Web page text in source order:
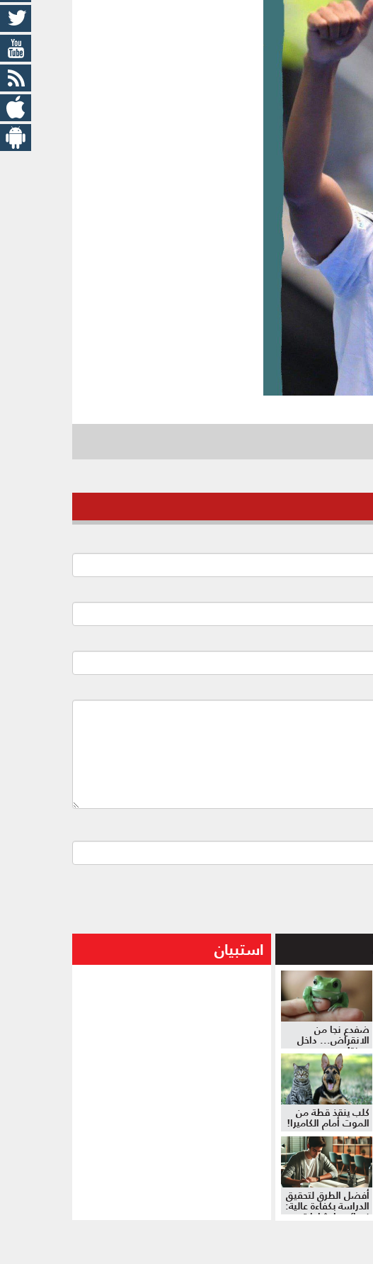
ضفدع نجا من
الانقراض... داخل
موزة!
كلب ينقذ قطة من
الموت أمام الكاميرا!
أفضل الطرق لتحقيق
الدراسة بكفاءة عالية:
نصائح وإرشادات
استبيان